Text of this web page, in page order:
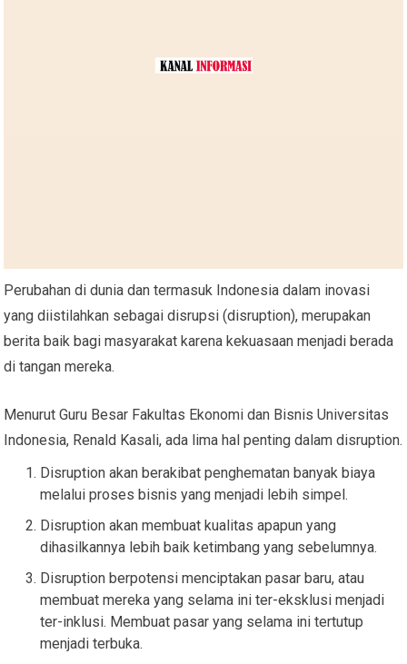
Perubahan di dunia dan termasuk Indonesia dalam inovasi
yang diistilahkan sebagai disrupsi (disruption), merupakan
berita baik bagi masyarakat karena kekuasaan menjadi berada
di tangan mereka.
Menurut Guru Besar Fakultas Ekonomi dan Bisnis Universitas
Indonesia, Renald Kasali, ada lima hal penting dalam disruption.
Disruption akan berakibat penghematan banyak biaya
melalui proses bisnis yang menjadi lebih simpel.
Disruption akan membuat kualitas apapun yang
dihasilkannya lebih baik ketimbang yang sebelumnya.
Disruption berpotensi menciptakan pasar baru, atau
membuat mereka yang selama ini ter-eksklusi menjadi
ter-inklusi. Membuat pasar yang selama ini tertutup
menjadi terbuka.